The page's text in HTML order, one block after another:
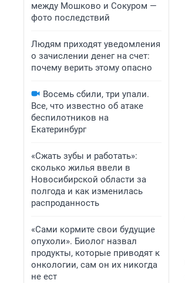
между Мошково и Сокуром —
фото последствий
Людям приходят уведомления
о зачислении денег на счет:
почему верить этому опасно
Восемь сбили, три упали.
Все, что известно об атаке
беспилотников на
Екатеринбург
«Сжать зубы и работать»:
сколько жилья ввели в
Новосибирской области за
полгода и как изменилась
распроданность
«Сами кормите свои будущие
опухоли». Биолог назвал
продукты, которые приводят к
онкологии, сам он их никогда
не ест